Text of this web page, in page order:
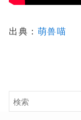
出典： 萌兽喵